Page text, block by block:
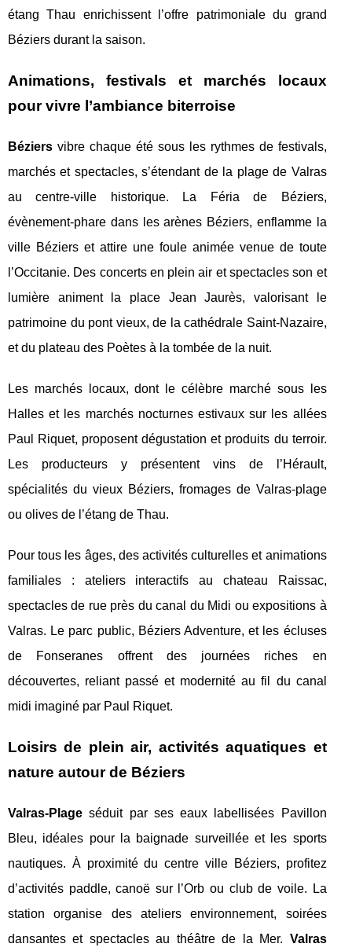
étang Thau enrichissent l’offre patrimoniale du grand
Béziers durant la saison.
Animations, festivals et marchés locaux
pour vivre l’ambiance biterroise
Béziers vibre chaque été sous les rythmes de festivals,
marchés et spectacles, s’étendant de la plage de Valras
au centre-ville historique. La Féria de Béziers,
évènement-phare dans les arènes Béziers, enflamme la
ville Béziers et attire une foule animée venue de toute
l’Occitanie. Des concerts en plein air et spectacles son et
lumière animent la place Jean Jaurès, valorisant le
patrimoine du pont vieux, de la cathédrale Saint-Nazaire,
et du plateau des Poètes à la tombée de la nuit.
Les marchés locaux, dont le célèbre marché sous les
Halles et les marchés nocturnes estivaux sur les allées
Paul Riquet, proposent dégustation et produits du terroir.
Les producteurs y présentent vins de l’Hérault,
spécialités du vieux Béziers, fromages de Valras-plage
ou olives de l’étang de Thau.
Pour tous les âges, des activités culturelles et animations
familiales : ateliers interactifs au chateau Raissac,
spectacles de rue près du canal du Midi ou expositions à
Valras. Le parc public, Béziers Adventure, et les écluses
de Fonseranes offrent des journées riches en
découvertes, reliant passé et modernité au fil du canal
midi imaginé par Paul Riquet.
Loisirs de plein air, activités aquatiques et
nature autour de Béziers
Valras-Plage séduit par ses eaux labellisées Pavillon
Bleu, idéales pour la baignade surveillée et les sports
nautiques. À proximité du centre ville Béziers, profitez
d’activités paddle, canoë sur l’Orb ou club de voile. La
station organise des ateliers environnement, soirées
dansantes et spectacles au théâtre de la Mer. Valras